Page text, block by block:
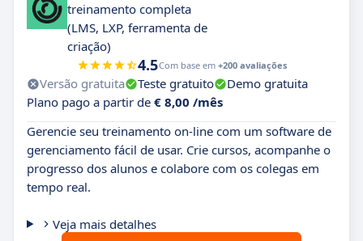
treinamento completa
(LMS, LXP, ferramenta de
criação)
4.5Com base em +200 avaliações
Versão gratuita Teste gratuito
Demo gratuita
Plano pago a partir de € 8,00 /mês
Gerencie seu treinamento on-line com um software de
gerenciamento fácil de usar. Crie cursos, acompanhe o
progresso dos alunos e colabore com os colegas em
tempo real.
Veja mais detalhes